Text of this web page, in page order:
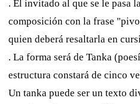
. El invitado al que se le pasa
composición con la frase
quien deberá resaltarla en
. La forma será de Tanka
estructura constará de cinco
Un tanka puede ser un texto